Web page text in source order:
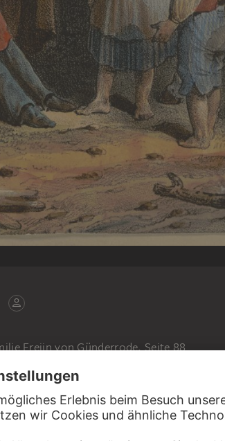
Freiin von Günderrode, Seite 88